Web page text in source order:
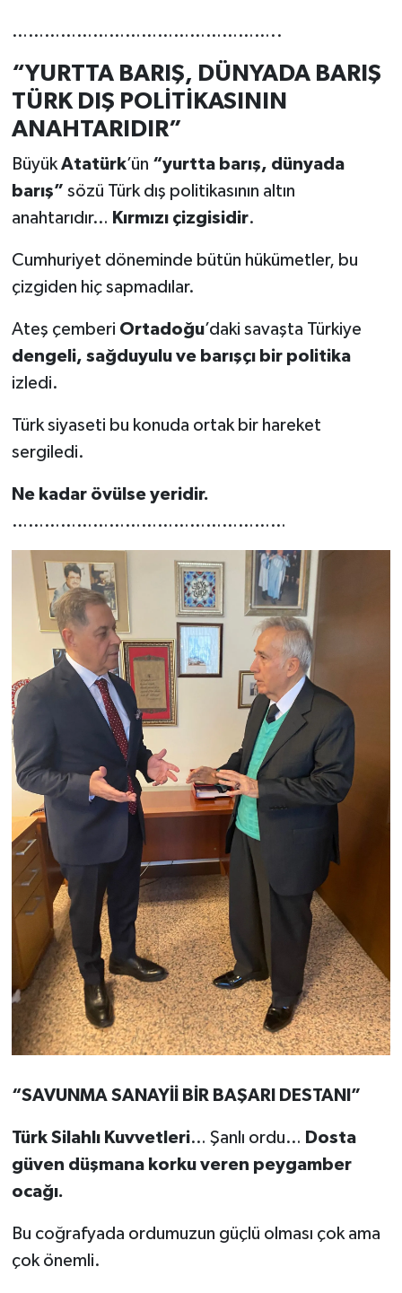
…………………………………………..
“YURTTA BARIŞ, DÜNYADA BARIŞ
TÜRK DIŞ POLİTİKASININ
ANAHTARIDIR”
BüyükAtatürk’ün “yurtta barış, dünyada
barış” sözü Türk dış politikasının altın
anahtarıdır… Kırmızı çizgisidir.
Cumhuriyet döneminde bütün hükümetler, bu
çizgiden hiç sapmadılar.
Ateş çemberi Ortadoğu’daki savaşta Türkiye
dengeli, sağduyulu ve barışçı bir politika
izledi.
Türk siyaseti bu konuda ortak bir hareket
sergiledi.
Ne kadar övülse yeridir.
……………………………………………
“SAVUNMA SANAYİİ BİR BAŞARI DESTANI”
Türk Silahlı Kuvvetleri… Şanlı ordu… Dosta
güven düşmana korku veren peygamber
ocağı.
Bu coğrafyada ordumuzun güçlü olması çok ama
çok önemli.